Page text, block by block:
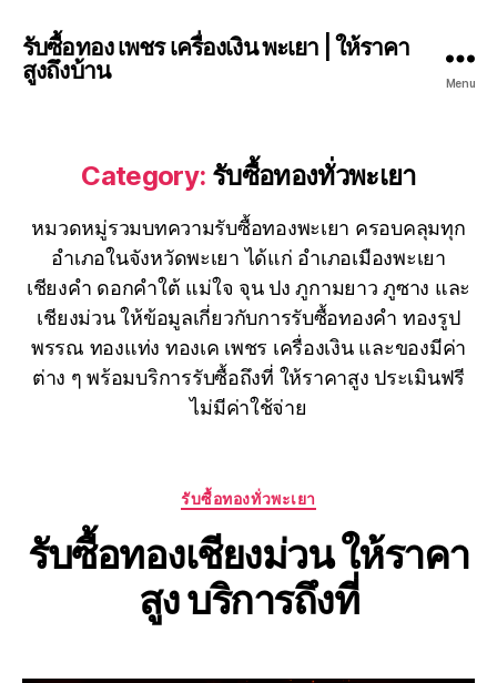
รับซื้อทอง เพชร เครื่องเงิน พะเยา | ให้ราคา
สูงถึงบ้าน
Menu
Category: รับซื้อทองทั่วพะเยา
หมวดหมู่รวมบทความรับซื้อทองพะเยา ครอบคลุมทุก
อำเภอในจังหวัดพะเยา ได้แก่ อำเภอเมืองพะเยา
เชียงคำ ดอกคำใต้ แม่ใจ จุน ปง ภูกามยาว ภูซาง และ
เชียงม่วน ให้ข้อมูลเกี่ยวกับการรับซื้อทองคำ ทองรูป
พรรณ ทองแท่ง ทองเค เพชร เครื่องเงิน และของมีค่า
ต่าง ๆ พร้อมบริการรับซื้อถึงที่ ให้ราคาสูง ประเมินฟรี
ไม่มีค่าใช้จ่าย
Categories
รับซื้อทองทั่วพะเยา
รับซื้อทองเชียงม่วน ให้ราคา
สูง บริการถึงที่